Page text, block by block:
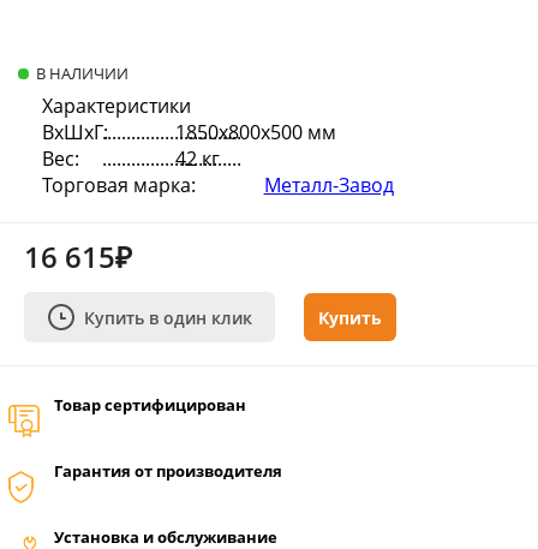
В НАЛИЧИИ
Характеристики
ВхШхГ:
1850х800х500 мм
Вес:
42 кг
Торговая марка:
Металл-Завод
16 615₽
Купить в один клик Купить
Товар сертифицирован
Гарантия от производителя
Установка и обслуживание